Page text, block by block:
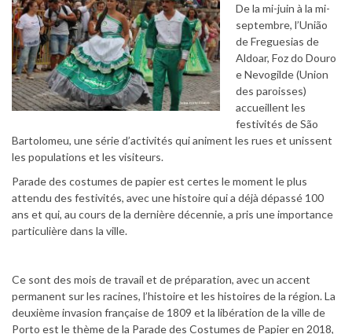
De la mi-juin à la mi-
septembre, l’União
de Freguesias de
Aldoar, Foz do Douro
e Nevogilde (Union
des paroisses)
accueillent les
festivités de São
Bartolomeu, une série d’activités qui animent les rues et unissent
les populations et les visiteurs.
Parade des costumes de papier est certes le moment le plus
attendu des festivités, avec une histoire qui a déjà dépassé 100
ans et qui, au cours de la dernière décennie, a pris une importance
particulière dans la ville.
Ce sont des mois de travail et de préparation, avec un accent
permanent sur les racines, l’histoire et les histoires de la région. La
deuxième invasion française de 1809 et la libération de la ville de
Porto est le thème de la Parade des Costumes de Papier en 2018,